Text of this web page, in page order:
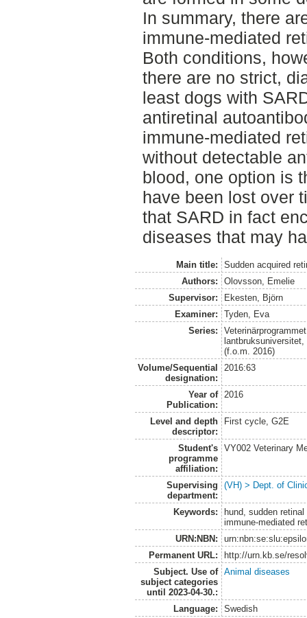
In summary, there
immune-mediated
Both conditions,
there are no strict,
least dogs with
antiretinal
immune-mediated
without detectable
blood, one option is
have been lost over
that SARD in fact
diseases that may
Main title:
Sudden acquired
Authors:
Olovsson, Emelie
Supervisor:
Ekesten, Björn
Examiner:
Tyden, Eva
Series:
(f.o.m. 2016)
Volume/Sequential
designation:
2016:63
Year of
Publication:
2016
Level and depth
descriptor:
First cycle, G2E
Student's
programme
affiliation:
VY002 Veterinary
Supervising
department:
(VH) > Dept. of
Keywords:
hund, sudden
immune-mediated
URN:NBN:
Permanent URL:
http://urn.kb.se/
Subject. Use of
subject categories
until 2023-04-30.:
Animal diseases
Language:
Swedish